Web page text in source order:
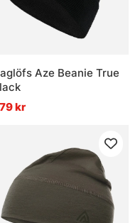
Aze Beanie True
kr